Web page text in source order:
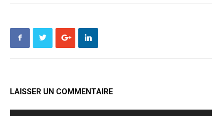
LAISSER UN COMMENTAIRE